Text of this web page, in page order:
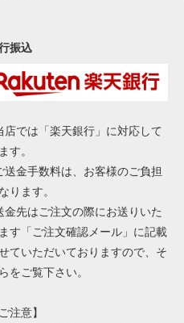
振込
店では「楽天銀行」に対応して
す。
送金手数料は、お客様のご負担
ります。
金先はご注文の際にお送りいた
す「ご注文確認メール」に記載
ていただいておりますので、そ
をご覧下さい。
ご注意】